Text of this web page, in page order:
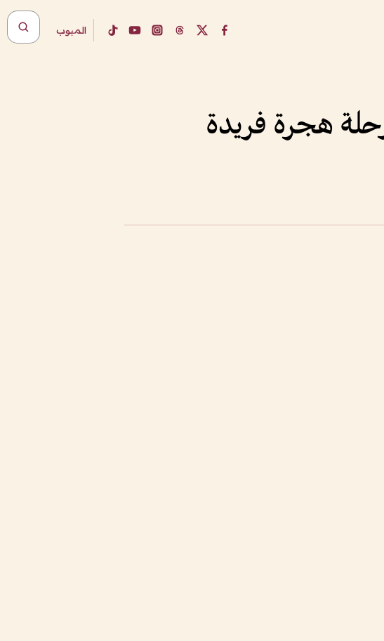
المبوب